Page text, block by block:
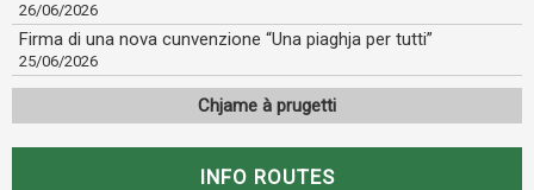
26/06/2026
Firma di una nova cunvenzione “Una piaghja per tutti”
25/06/2026
Chjame à prugetti
INFO ROUTES